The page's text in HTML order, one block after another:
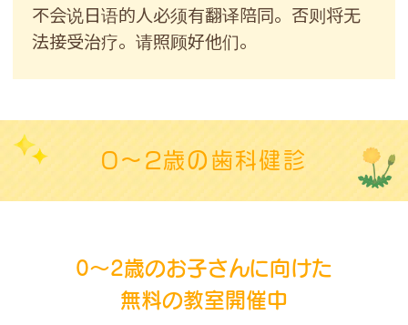
不会说日语的人必须有翻译陪同。否则将无
法接受治疗。请照顾好他们。
0～2歳の歯科健診
0～2歳のお子さんに向けた
無料の教室開催中